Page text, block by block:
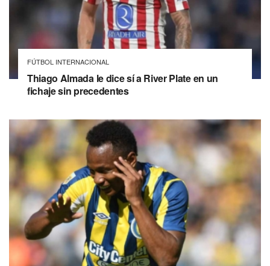
FÚTBOL INTERNACIONAL
Thiago Almada le dice sí a River Plate en un
fichaje sin precedentes